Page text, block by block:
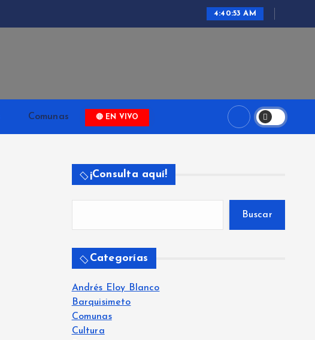
4:40:54 AM
Comunas 🔴 EN VIVO
¡Consulta aquí!
Buscar
Categorías
Andrés Eloy Blanco
Barquisimeto
Comunas
Cultura